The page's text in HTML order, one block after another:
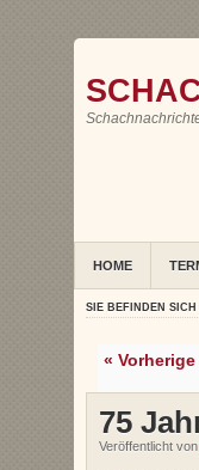
HOME
SIE BEFINDEN
«
75
Veröffentlicht von